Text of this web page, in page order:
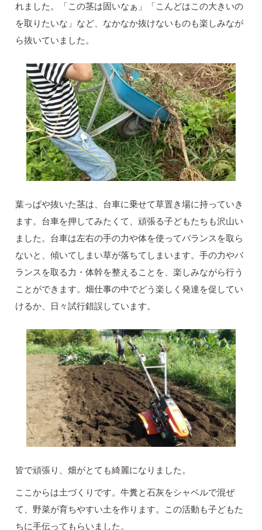
れました。「この茎は固いなぁ」「こんどはこの大きいの
を取りたいな」など、なかなか抜けないものも楽しみなが
ら抜いていました。
葉っぱや抜いた茎は、台車に乗せて草置き場に持っていき
ます。台車を押してみたくて、頑張る子どもたちも沢山い
ました。台車は左右の手の力や体を使ってバランスを取ら
ないと、傾いてしまい草が落ちてしまいます。手の力やバ
ランスを取る力・体幹を整えることを、楽しみながら行う
ことができます。畑仕事の中でどう楽しく発達を促してい
けるか、日々試行錯誤しています。
皆で頑張り、畑がとても綺麗になりました。
ここからは土づくりです。牛糞と石灰をシャベルで混ぜ
て、野菜が育ちやすい土を作ります。この活動も子どもた
ちに手伝ってもらいました。